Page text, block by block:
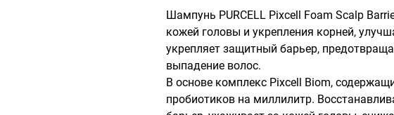
Шампунь PURCELL Pixcell Foam Scalp
кожей головы и укрепления корней,
укрепляет защитный барьер,
выпадение волос.
В основе комплекс Pixcell Biom,
пробиотиков на миллилитр.